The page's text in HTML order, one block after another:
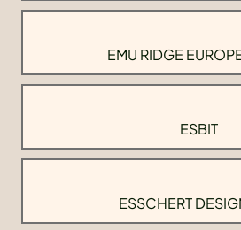
EMU RIDGE
ESBIT
ESSCHERT